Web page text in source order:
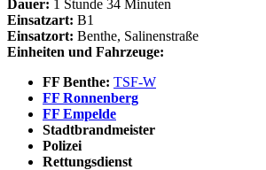
Dauer: 1 Stunde 34 Minuten
Einsatzart: B1
Einsatzort: Benthe, Salinenstraße
Einheiten und Fahrzeuge:
FF Benthe: TSF-W
FF Ronnenberg
FF Empelde
Stadtbrandmeister
Polizei
Rettungsdienst